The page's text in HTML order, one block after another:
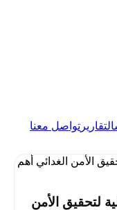
التقارير تواصل معنا
لتحقيق الأمن